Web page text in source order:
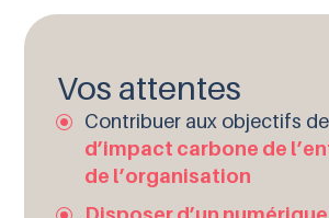
Vos attentes
Contribuer aux objectifs de
d’impact carbone de
de l’organisation